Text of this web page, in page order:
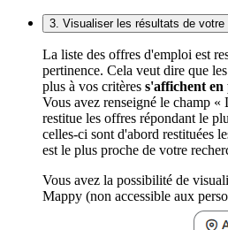
3. Visualiser les résultats de votre
La liste des offres d'emploi est
pertinence. Cela veut dire que
plus à vos critères s'affichent
Vous avez renseigné le champ
restitue les offres répondant le
celles-ci sont d'abord restituées
est le plus proche de votre
Vous avez la possibilité de
Mappy (non accessible aux